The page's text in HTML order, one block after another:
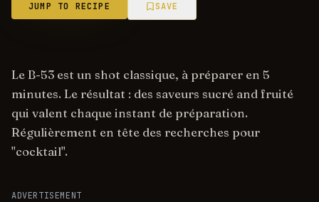
JUMP TO RECIPE SAVE
Le B-53 est un shot classique, à préparer en 5
minutes. Le résultat : des saveurs sucré and fruité
qui valent chaque instant de préparation.
Régulièrement en tête des recherches pour
"cocktail".
ADVERTISEMENT